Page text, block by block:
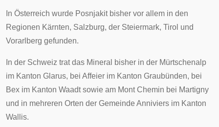
In Österreich wurde Posnjakit bisher vor allem in den
Regionen Kärnten, Salzburg, der Steiermark, Tirol und
Vorarlberg gefunden.
In der Schweiz trat das Mineral bisher in der Mürtschenalp
im Kanton Glarus, bei Affeier im Kanton Graubünden, bei
Bex im Kanton Waadt sowie am Mont Chemin bei Martigny
und in mehreren Orten der Gemeinde Anniviers im Kanton
Wallis.